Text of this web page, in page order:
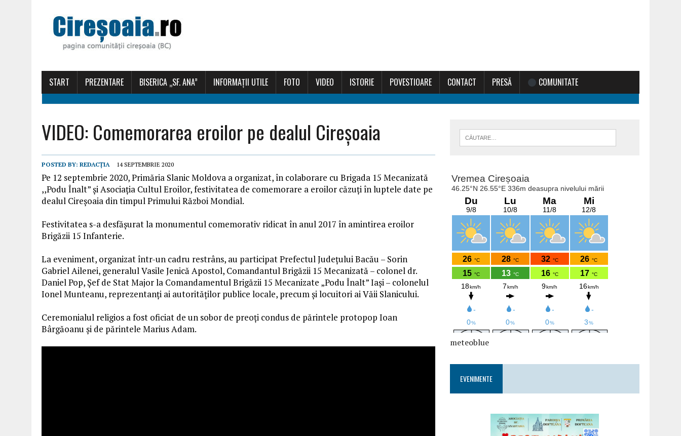
START PREZENTARE BISERICA „SF. ANA” INFORMAȚII UTILE FOTO VIDEO ISTORIE POVESTIOARE CONTACT PRESĂ COMUNITATE
VIDEO: Comemorarea eroilor pe dealul Cireșoaia
POSTED BY: REDACȚIA 14 SEPTEMBRIE 2020
Pe 12 septembrie 2020, Primăria Slanic Moldova a organizat, în colaborare cu Brigada 15 Mecanizată
,,Podu Înalt” şi Asociaţia Cultul Eroilor, festivitatea de comemorare a eroilor căzuţi în luptele date pe
dealul Cireşoaia din timpul Primului Război Mondial.
Festivitatea s-a desfăşurat la monumentul comemorativ ridicat în anul 2017 în amintirea eroilor
Brigăzii 15 Infanterie.
La eveniment, organizat într-un cadru restrâns, au participat Prefectul Judeţului Bacău – Sorin
Gabriel Ailenei, generalul Vasile Jenică Apostol, Comandantul Brigăzii 15 Mecanizată – colonel dr.
Daniel Pop, Şef de Stat Major la Comandamentul Brigăzii 15 Mecanizate „Podu Înalt” Iaşi – colonelul
Ionel Munteanu, reprezentanţi ai autorităţilor publice locale, precum şi locuitori ai Văii Slanicului.
Ceremonialul religios a fost oficiat de un sobor de preoţi condus de părintele protopop Ioan
Bârgăoanu şi de părintele Marius Adam.
meteoblue
EVENIMENTE